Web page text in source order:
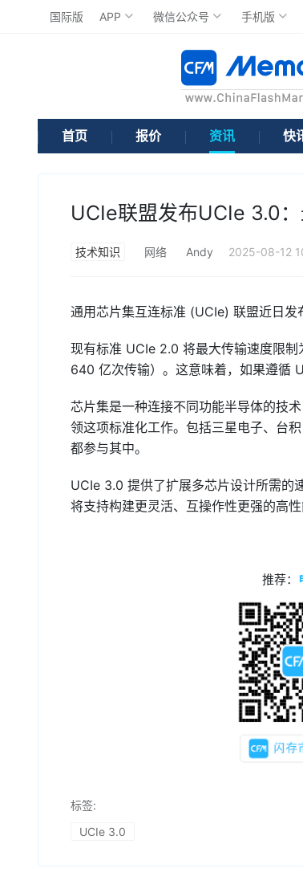
国际版 APP 微信公众号 手机版
首页 报价 资讯 快
UCIe联盟发布UCIe 3.0
技术知识 网络 Andy 2025-08-12
通用芯片集互连标准 (UCIe) 联盟近日发
现有标准 UCIe 2.0 将最大传输速度限
640 亿次传输）。这意味着，如果遵循
芯片集是一种连接不同功能半导体的技
领这项标准化工作。包括三星电子、台
都参与其中。
UCIe 3.0 提供了扩展多芯片设计所需的
将支持构建更灵活、互操作性更强的高
推荐：
标签:
UCIe 3.0